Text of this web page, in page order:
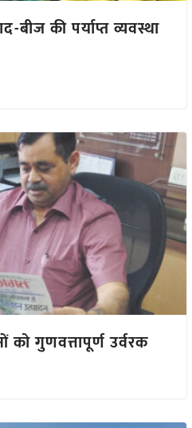
की पर्याप्त व्यवस्था
को गुणवत्तापूर्ण उर्वरक